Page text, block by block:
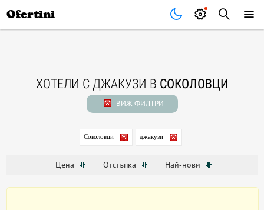
Ofertini
ХОТЕЛИ С ДЖАКУЗИ В СОКОЛОВЦИ
ВИЖ ФИЛТРИ
Соколовци джакузи
Цена Отстъпка Най-нови